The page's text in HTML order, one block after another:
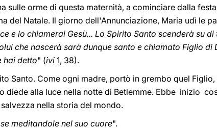
sulle orme di questa maternità, a cominciare dalla
del Natale. Il giorno dell'Annunciazione, Maria udì le
e lo chiamerai Gesù... Lo Spirito Santo scenderà su di
che nascerà sarà dunque santo e chiamato Figlio di
hai detto" (ivi 1, 38).
Santo. Come ogni madre, portò in grembo quel
diede alla luce nella notte di Betlemme. Ebbe inizio
nella storia del mondo.
meditandole nel suo cuore".